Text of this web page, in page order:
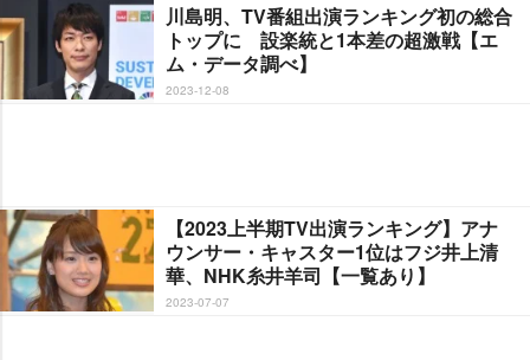
川島明、TV番組出演ランキング初の総合
トップに 設楽統と1本差の超激戦【エ
ム・データ調べ】
2023-12-08
【2023上半期TV出演ランキング】アナ
ウンサー・キャスター1位はフジ井上清
華、NHK糸井羊司【一覧あり】
2023-07-07